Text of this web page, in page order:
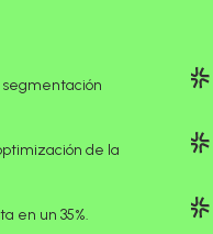
de la
en un 35%.